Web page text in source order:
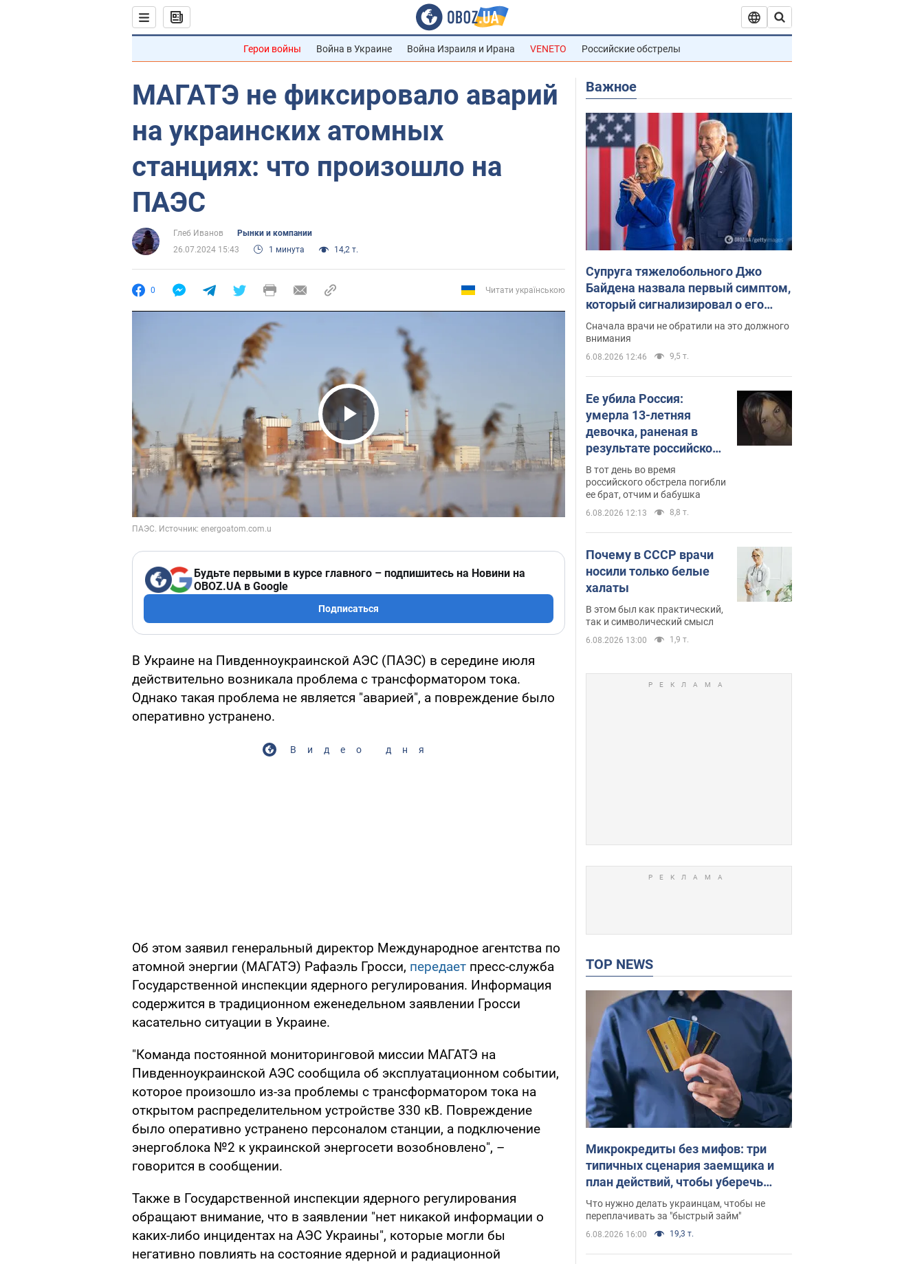
Герои войны Война в Украине Война Израиля и Ирана VENETO Российские обстрелы
МАГАТЭ не фиксировало аварий
на украинских атомных
станциях: что произошло на
ПАЭС
Глеб Иванов
Рынки и компании
26.07.2024 15:43
1 минута 14,2 т.
0 Читати українською
Play Video
Будьте первыми в курсе главного – подпишитесь на Новини на
OBOZ.UA в Google
Подписаться
В Украине на Пивденноукраинской АЭС (ПАЭС) в середине июля
действительно возникала проблема с трансформатором тока.
Однако такая проблема не является "аварией", а повреждение было
оперативно устранено.
Видео дня
Об этом заявил генеральный директор Международное агентства по
атомной энергии (МАГАТЭ) Рафаэль Гросси, передает пресс-служба
Государственной инспекции ядерного регулирования. Информация
содержится в традиционном еженедельном заявлении Гросси
касательно ситуации в Украине.
"Команда постоянной мониторинговой миссии МАГАТЭ на
Пивденноукраинской АЭС сообщила об эксплуатационном событии,
которое произошло из-за проблемы с трансформатором тока на
открытом распределительном устройстве 330 кВ. Повреждение
было оперативно устранено персоналом станции, а подключение
энергоблока №2 к украинской энергосети возобновлено", –
говорится в сообщении.
Также в Государственной инспекции ядерного регулирования
обращают внимание, что в заявлении "нет никакой информации о
каких-либо инцидентах на АЭС Украины", которые могли бы
негативно повлиять на состояние ядерной и радиационной
Важное
Супруга тяжелобольного Джо
Байдена назвала первый симптом,
который сигнализировал о его
"агрессивном" раке
Сначала врачи не обратили на это должного
внимания
6.08.2026 12:46 9,5 т.
Ее убила Россия:
умерла 13-летняя
девочка, раненая в
результате российской
атаки на Сумскую
область. Фото
В тот день во время
российского обстрела погибли
ее брат, отчим и бабушка
6.08.2026 12:13 8,8 т.
Почему в СССР врачи
носили только белые
халаты
В этом был как практический,
так и символический смысл
6.08.2026 13:00 1,9 т.
TOP NEWS
Микрокредиты без мифов: три
типичных сценария заемщика и
план действий, чтобы уберечь
свои деньги
Что нужно делать украинцам, чтобы не
переплачивать за "быстрый займ"
6.08.2026 16:00 19,3 т.